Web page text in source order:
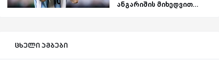
ანგარიშის მიხედვით...
ცხელი ამბები